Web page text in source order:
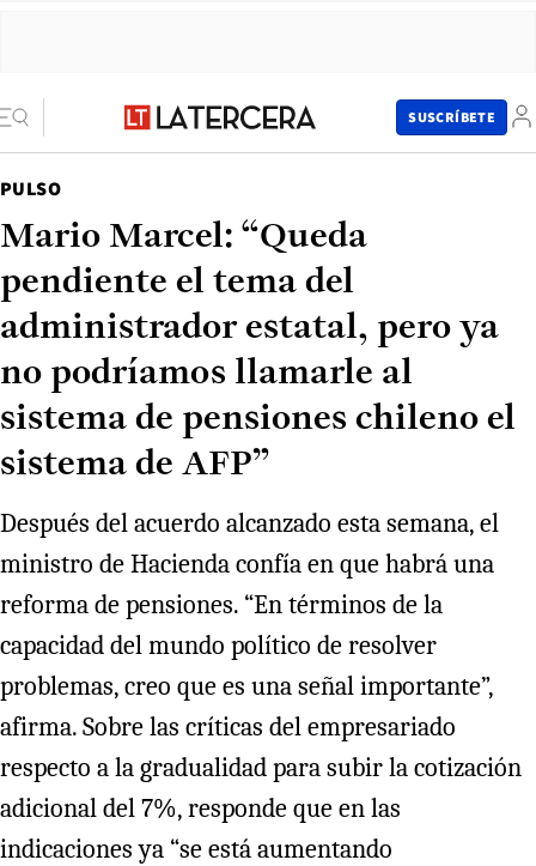
SUSCRÍBETE
PULSO
Mario Marcel: “Queda
pendiente el tema del
administrador estatal, pero ya
no podríamos llamarle al
sistema de pensiones chileno el
sistema de AFP”
Después del acuerdo alcanzado esta semana, el
ministro de Hacienda confía en que habrá una
reforma de pensiones. “En términos de la
capacidad del mundo político de resolver
problemas, creo que es una señal importante”,
afirma. Sobre las críticas del empresariado
respecto a la gradualidad para subir la cotización
adicional del 7%, responde que en las
indicaciones ya “se está aumentando